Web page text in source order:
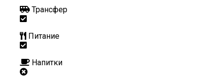
Трансфер
Питание
Напитки